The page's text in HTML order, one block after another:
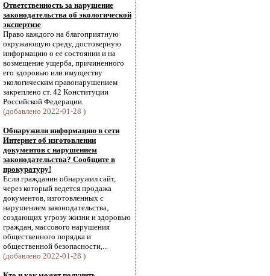
Ответственность за нарушение
законодательства об экологической
экспертизе
Право каждого на благоприятную
окружающую среду, достоверную
информацию о ее состоянии и на
возмещение ущерба, причиненного
его здоровью или имуществу
экологическим правонарушением
закреплено ст. 42 Конституции
Российской Федерации.
(добавлено 2022-01-28 )
Обнаружили информацию в сети
Интернет об изготовлении
документов с нарушением
законодательства? Сообщите в
прокуратуру!
Если гражданин обнаружил сайт,
через который ведется продажа
документов, изготовленных с
нарушением законодательства,
создающих угрозу жизни и здоровью
граждан, массового нарушения
общественного порядка и
общественной безопасности,...
(добавлено 2022-01-28 )